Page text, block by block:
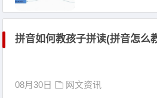
拼音如何教孩子拼读(拼音怎么
08月30日 网文资讯